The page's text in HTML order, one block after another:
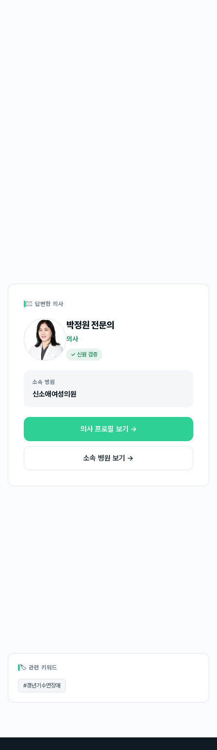
👩‍⚕️ 답변한 의사
박정원전문의
의사
✓ 신원 검증
소속 병원
신소애여성의원
의사 프로필 보기 →
소속 병원 보기 →
🏷 관련 키워드
#갱년기수면장애